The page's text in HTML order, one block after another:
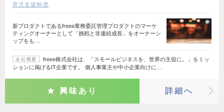
育児支援制度
新プロダクトであるfreee業務委託管理プロダクトのマーケ
ティングオーナーとして「挑戦と非連続成長」をオーナーシ
ップをも…
会社概要
freee株式会社は、「スモールビジネスを、世界の主役に。」をミッ
ションに掲げるIT企業です。 個人事業主や中小企業向けに…
興味あり 詳細へ